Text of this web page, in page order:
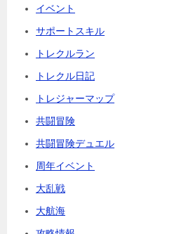
イベント
サポートスキル
トレクルラン
トレクル日記
トレジャーマップ
共闘冒険
共闘冒険デュエル
周年イベント
大乱戦
大航海